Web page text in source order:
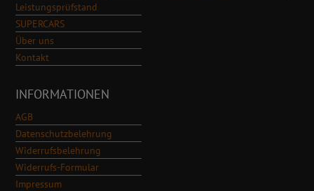
Leistungsprüfstand
SUPERCARS
Über uns
Kontakt
INFORMATIONEN
AGB
Datenschutzbelehrung
Widerrufsbelehrung
Widerrufs-Formular
Impressum